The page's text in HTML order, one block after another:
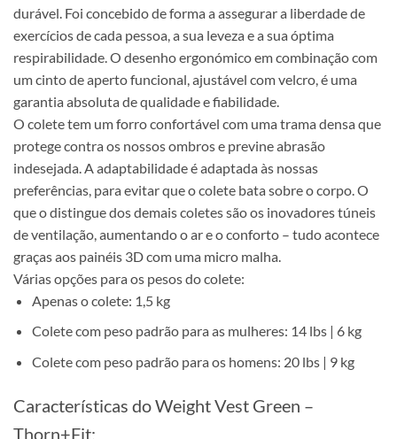
durável. Foi concebido de forma a assegurar a liberdade de
exercícios de cada pessoa, a sua leveza e a sua óptima
respirabilidade. O desenho ergonómico em combinação com
um cinto de aperto funcional, ajustável com velcro, é uma
garantia absoluta de qualidade e fiabilidade.
O colete tem um forro confortável com uma trama densa que
protege contra os nossos ombros e previne abrasão
indesejada. A adaptabilidade é adaptada às nossas
preferências, para evitar que o colete bata sobre o corpo. O
que o distingue dos demais coletes são os inovadores túneis
de ventilação, aumentando o ar e o conforto – tudo acontece
graças aos painéis 3D com uma micro malha.
Várias opções para os pesos do colete:
Apenas o colete: 1,5 kg
Colete com peso padrão para as mulheres: 14 lbs | 6 kg
Colete com peso padrão para os homens: 20 lbs | 9 kg
Características doWeight Vest Green –
Thorn+Fit: